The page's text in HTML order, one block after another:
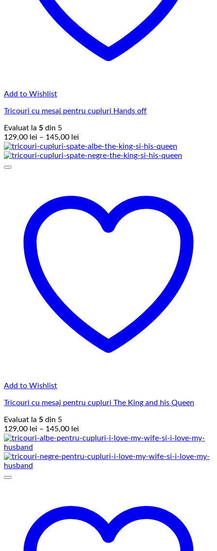
Add to Wishlist
Tricouri cu mesaj pentru cupluri Hands off
Evaluat la 5 din 5
129,00 lei – 145,00 lei
de
prețuri:
Add to Wishlist
Tricouri cu mesaj pentru cupluri The King and his Queen
Evaluat la 5 din 5
129,00 lei – 145,00 lei
de
129,00 lei